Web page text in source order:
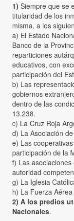
1) Siempre que se
titularidad de los
misma, a los
a) El Estado
Banco de la
reparticiones
educativos, con
participación del
b) Las
gobiernos
dentro de las
13.238.
c) La Cruz Roja
d) La Asociación
e) Las
participación de la
f) Las
autoridad
g) La Iglesia
h) La Fuerza
2) A los predios
Nacionales.